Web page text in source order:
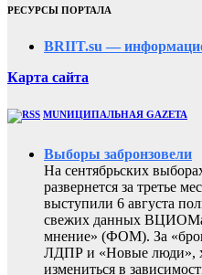
РЕСУРСЫ ПОРТАЛА
BRIIT.su —
Карта сайта
MUNИЦИПАЛЬНАЯ GAZЕТА
Выборы забронзовели
На сентябрьских
развернется за третье
выступили 6 августа
свежих данных
мнение» (ФОМ). За
ЛДПР и «Новые люди»,
измениться в